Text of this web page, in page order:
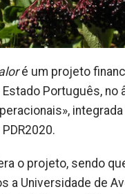
é um projeto
Estado Português, no
o projeto, sendo
a Universidade de